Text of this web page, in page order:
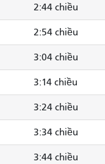
2:44 chiều
2:54 chiều
3:04 chiều
3:14 chiều
3:24 chiều
3:34 chiều
3:44 chiều